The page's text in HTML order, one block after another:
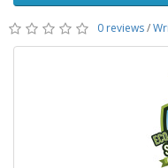
0 reviews/